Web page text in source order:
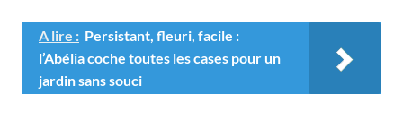
A lire : Persistant, fleuri, facile :
l’Abélia coche toutes les cases pour un
jardin sans souci